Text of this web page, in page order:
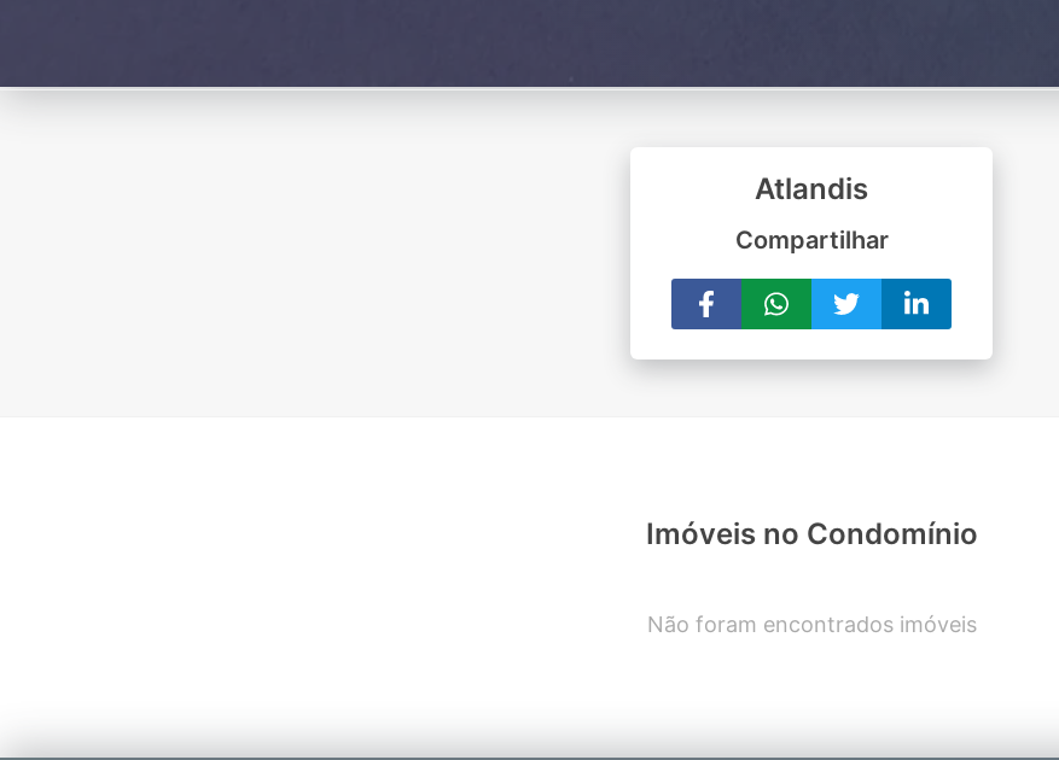
Atlandis
Compartilhar
Imóveis no Condomínio
Não foram encontrados imóveis